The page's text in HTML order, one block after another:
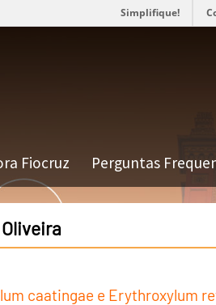
Simplifique!
Fiocruz Perguntas
caatingae e Erythroxylum